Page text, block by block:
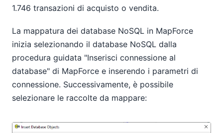
1.746 transazioni di acquisto o vendita.
La mappatura dei database NoSQL in MapForce
inizia selezionando il database NoSQL dalla
procedura guidata "Inserisci connessione al
database" di MapForce e inserendo i parametri di
connessione. Successivamente, è possibile
selezionare le raccolte da mappare: